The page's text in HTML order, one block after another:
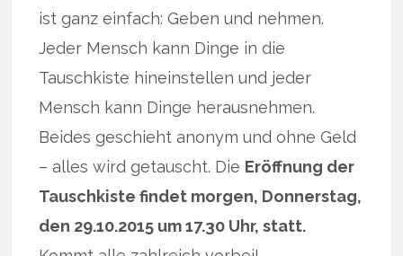
ist ganz einfach: Geben und nehmen.
Jeder Mensch kann Dinge in die
Tauschkiste hineinstellen und jeder
Mensch kann Dinge herausnehmen.
Beides geschieht anonym und ohne Geld
– alles wird getauscht. Die Eröffnung der
Tauschkiste findet morgen, Donnerstag,
den 29.10.2015 um 17.30 Uhr, statt.